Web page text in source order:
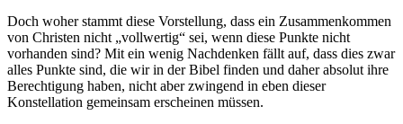
Doch woher stammt diese Vorstellung, dass ein Zusammenkommen
von Christen nicht „vollwertig“ sei, wenn diese Punkte nicht
vorhanden sind? Mit ein wenig Nachdenken fällt auf, dass dies zwar
alles Punkte sind, die wir in der Bibel finden und daher absolut ihre
Berechtigung haben, nicht aber zwingend in eben dieser
Konstellation gemeinsam erscheinen müssen.